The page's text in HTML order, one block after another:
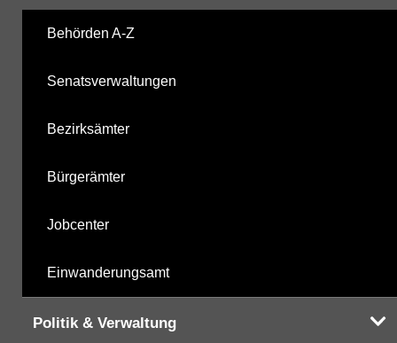
Behörden A-Z
Senatsverwaltungen
Bezirksämter
Bürgerämter
Jobcenter
Einwanderungsamt
Politik & Verwaltung